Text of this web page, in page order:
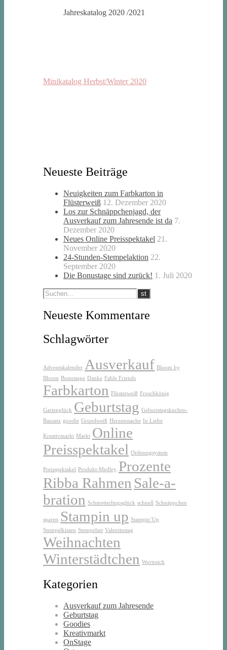
Jahreskatalog 2020 /2021
Minikatalog Herbst/Winter 2020
Neueste Beiträge
Neuigkeiten zum Farbkarton in
Flüsterweiß 12. Dezember 2020
Los zur Schnäppchenjagd, der
Ausverkauf zum Jahresende ist da 7.
Dezember 2020
Neues Online Preisspektakel 21.
November 2020
24-Stunden-Stempelaktion 22.
September 2020
Die Bonustage sind zurück! 1. Juli 2020
Neueste Kommentare
Schlagwörter
Adventskalender Ausverkauf Bloom by
Bloom Bonustage Danke Fable Friends
Farbkarton Flüsterweiß Froschkönig
Gartenglück Geburtstag Geburtstagskuchen-
Bausatz goodie Grundweiß Herzenssache In Liebe
Kreativmarkt Markt Online
Preisspektakel
Ordnungsystem
Preisspektakel Produkt-Medley Prozente
Ribba Rahmen Sale-a-
bration Schmetterlingsglück schnell Schnäppchen
sparen Stampin up Stampin’Up
Stempelkissen Stempelset Valentinstag
Weihnachten
Winterstädtchen Wortreich
Kategorien
Ausverkauf zum Jahresende
Geburtstag
Goodies
Kreativmarkt
OnStage